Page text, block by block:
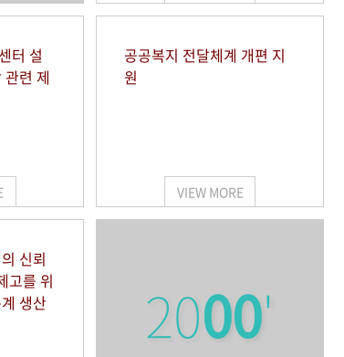
터 설
련 제
공공복지 전달체계 개편 지
원
VIEW MORE
신뢰
고를 위
생산
2000'